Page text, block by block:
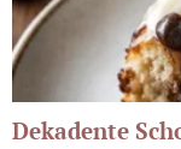
Dekadente